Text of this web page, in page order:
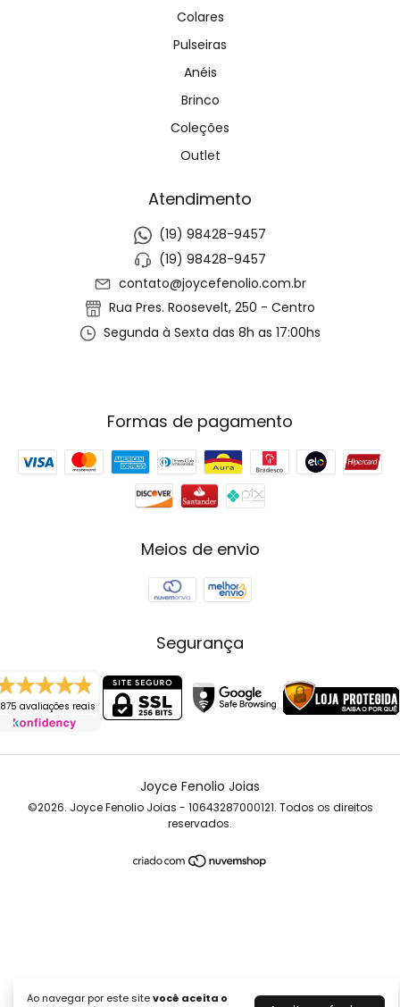
Ao navegar por este sitevocê aceita o
Colares
Pulseiras
Anéis
Brinco
Coleções
Outlet
Atendimento
(19) 98428-9457
(19) 98428-9457
contato@joycefenolio.com.br
Rua Pres. Roosevelt, 250 - Centro
Segunda à Sexta das 8h as 17:00hs
Formas de pagamento
Meios de envio
Segurança
avaliações reais
Joyce Fenolio Joias
©2026. Joyce Fenolio Joias - 10643287000121. Todos os direitos
reservados.